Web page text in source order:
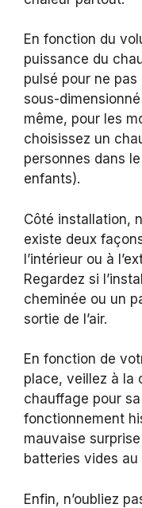
En fonction du
puissance du
pulsé pour ne
sous-
même, pour les
choisissez un
personnes dans
enfants).
Côté installation,
existe deux
l’intérieur ou à
Regardez si
cheminée ou un
sortie de l’air.
En fonction de
place, veillez à la
chauffage pour
fonctionnement
mauvaise
batteries vides
Enfin, n’oubliez